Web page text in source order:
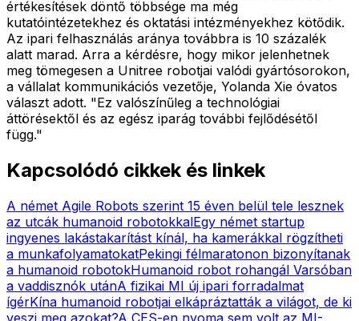
értékesítések döntő többsége ma még
kutatóintézetekhez és oktatási intézményekhez kötődik.
Az ipari felhasználás aránya továbbra is 10 százalék
alatt marad. Arra a kérdésre, hogy mikor jelenhetnek
meg tömegesen a Unitree robotjai valódi gyártósorokon,
a vállalat kommunikációs vezetője, Yolanda Xie óvatos
választ adott. "Ez valószínűleg a technológiai
áttörésektől és az egész iparág további fejlődésétől
függ."
Kapcsolódó cikkek és linkek
A német Agile Robots szerint 15 éven belül tele lesznek
az utcák humanoid robotokkalEgy német startup
ingyenes lakástakarítást kínál, ha kamerákkal rögzítheti
a munkafolyamatokatPekingi félmaratonon bizonyítanak
a humanoid robotokHumanoid robot rohangál Varsóban
a vaddisznók utánA fizikai MI új ipari forradalmat
ígérKína humanoid robotjai elkápráztatták a világot, de ki
veszi meg azokat?A CES-en nyoma sem volt az MI-